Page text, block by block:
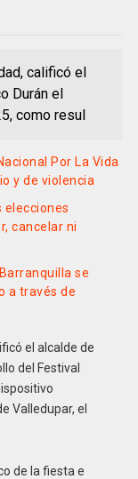
calificó el
Durán el
como resul
Por La Vida
y de violencia
elecciones
cancelar ni
se
a través de
el alcalde de
del Festival
Valledupar, el
de la fiesta e